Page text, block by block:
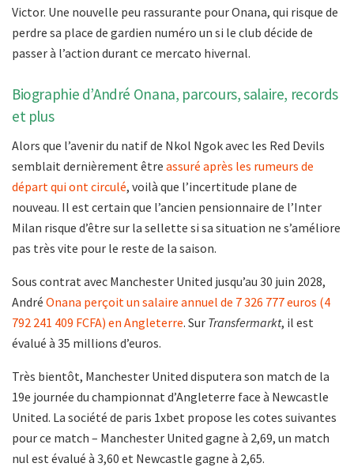
Victor. Une nouvelle peu rassurante pour Onana, qui risque de
perdre sa place de gardien numéro un si le club décide de
passer à l’action durant ce mercato hivernal.
Biographie d’André Onana, parcours, salaire, records
et plus
Alors que l’avenir du natif de Nkol Ngok avec les Red Devils
semblait dernièrement être assuré après les rumeurs de
départ qui ont circulé, voilà que l’incertitude plane de
nouveau. Il est certain que l’ancien pensionnaire de l’Inter
Milan risque d’être sur la sellette si sa situation ne s’améliore
pas très vite pour le reste de la saison.
Sous contrat avec Manchester United jusqu’au 30 juin 2028,
André Onana perçoit un salaire annuel de 7 326 777 euros (4
792 241 409 FCFA) en Angleterre. Sur Transfermarkt, il est
évalué à 35 millions d’euros.
Très bientôt, Manchester United disputera son match de la
19e journée du championnat d’Angleterre face à Newcastle
United. La société de paris 1xbet propose les cotes suivantes
pour ce match – Manchester United gagne à 2,69, un match
nul est évalué à 3,60 et Newcastle gagne à 2,65.